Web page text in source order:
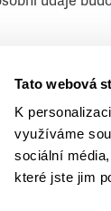
Tato webová
K
využíváme
sociální
které jste jim